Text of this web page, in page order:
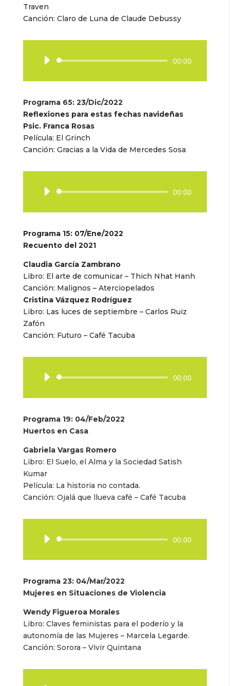
Traven
Canción: Claro de Luna de Claude Debussy
Reproductor
audio
00:00
Programa 65: 23/Dic/2022
Reflexiones para estas fechas navideñas
Psic. Franca Rosas
Película: El Grinch
Canción: Gracias a la Vida de Mercedes Sosa
Reproductor
audio
00:00
Programa 15: 07/Ene/2022
Recuento del 2021
Claudia García Zambrano
Libro: El arte de comunicar – Thich Nhat Hanh
Canción: Malignos – Aterciopelados
Cristina Vázquez Rodríguez
Libro: Las luces de septiembre – Carlos Ruiz
Zafón
Canción: Futuro – Café Tacuba
Reproductor
audio
00:00
Programa 19: 04/Feb/2022
Huertos en Casa
Gabriela Vargas Romero
Libro: El Suelo, el Alma y la Sociedad Satish
Kumar
Película: La historia no contada.
Canción: Ojalá que llueva café – Café Tacuba
Reproductor
audio
00:00
Programa 23: 04/Mar/2022
Mujeres en Situaciones de Violencia
Wendy Figueroa Morales
Libro: Claves feministas para el poderío y la
autonomía de las Mujeres – Marcela Legarde.
Canción: Sorora – Vivir Quintana